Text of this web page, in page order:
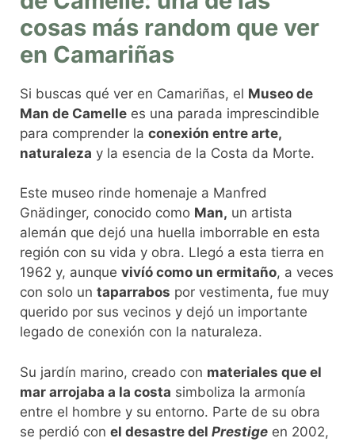
cosas más random que ver
en Camariñas
Si buscas qué ver en Camariñas, el Museo de
Man de Camelle es una parada imprescindible
para comprender la conexión entre arte,
naturaleza y la esencia de la Costa da Morte.
Este museo rinde homenaje a Manfred
Gnädinger, conocido como Man, un artista
alemán que dejó una huella imborrable en esta
región con su vida y obra. Llegó a esta tierra en
1962 y, aunque vivíó como un ermitaño, a veces
con solo un taparrabos por vestimenta, fue muy
querido por sus vecinos y dejó un importante
legado de conexión con la naturaleza.
Su jardín marino, creado con materiales que el
mar arrojaba a la costa simboliza la armonía
entre el hombre y su entorno. Parte de su obra
se perdió con el desastre del Prestige en 2002,